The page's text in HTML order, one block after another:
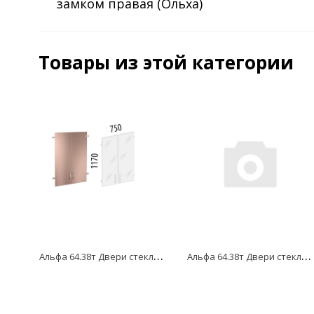
замком правая (Ольха)
Товары из этой категории
А
льфа 64.38т Двери стеклянные тонированные 3 секции 750х1170 А
льфа 64.38т Двери стеклянные тонированные 3 секции